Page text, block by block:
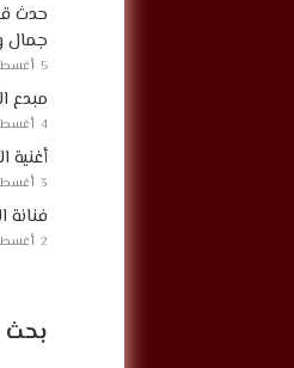
حدث
جمال
5 أغسطس, 2026
مبدع
4 أغسطس, 2026
أغنية
3 أغسطس, 2026
فنانة
2 أغسطس, 2026
بحث